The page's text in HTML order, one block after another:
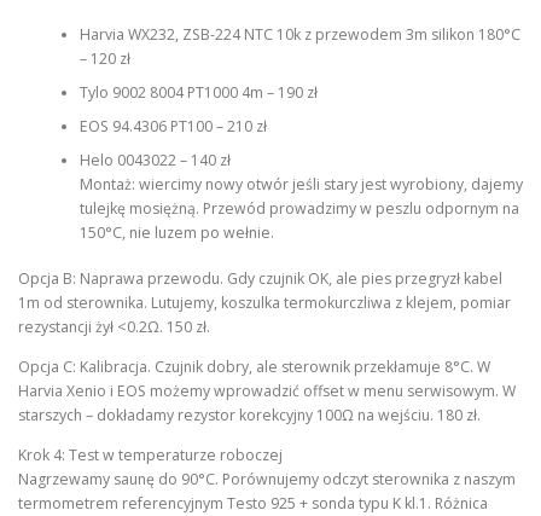
Harvia WX232, ZSB-224 NTC 10k z przewodem 3m silikon 180°C
– 120 zł
Tylo 9002 8004 PT1000 4m – 190 zł
EOS 94.4306 PT100 – 210 zł
Helo 0043022 – 140 zł
Montaż: wiercimy nowy otwór jeśli stary jest wyrobiony, dajemy
tulejkę mosiężną. Przewód prowadzimy w peszlu odpornym na
150°C, nie luzem po wełnie.
Opcja B: Naprawa przewodu. Gdy czujnik OK, ale pies przegryzł kabel
1m od sterownika. Lutujemy, koszulka termokurczliwa z klejem, pomiar
rezystancji żył <0.2Ω. 150 zł.
Opcja C: Kalibracja. Czujnik dobry, ale sterownik przekłamuje 8°C. W
Harvia Xenio i EOS możemy wprowadzić offset w menu serwisowym. W
starszych – dokładamy rezystor korekcyjny 100Ω na wejściu. 180 zł.
Krok 4: Test w temperaturze roboczej
Nagrzewamy saunę do 90°C. Porównujemy odczyt sterownika z naszym
termometrem referencyjnym Testo 925 + sonda typu K kl.1. Różnica